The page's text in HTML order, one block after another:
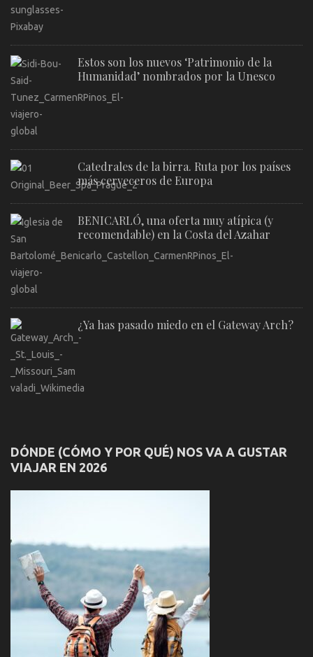
Estos son los nuevos ‘Patrimonio de la
Humanidad’ nombrados por la Unesco
Catedrales de la birra. Ruta por los países
más cerveceros de Europa
BENICARLÓ, una oferta muy atípica (y
recomendable) en la Costa del Azahar
¿Ya has pasado miedo en el Gateway Arch?
DÓNDE (CÓMO Y POR QUÉ) NOS VA A GUSTAR
VIAJAR EN 2026